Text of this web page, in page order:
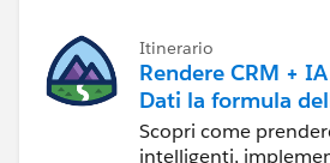
Itinerario
Rendere CRM +
Dati la formula
fiducia
Scopri come
intelligenti,